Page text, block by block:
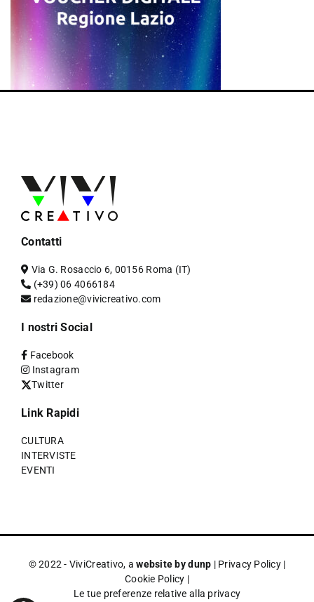
Contatti
Via G. Rosaccio 6, 00156 Roma (IT)
(+39) 06 4066184
redazione@vivicreativo.com
I nostri Social
Facebook
Instagram
Twitter
Link Rapidi
CULTURA
INTERVISTE
EVENTI
© 2022 - ViviCreativo, awebsite by dunp | Privacy Policy|
Cookie Policy |
Le tue preferenze relative alla privacy